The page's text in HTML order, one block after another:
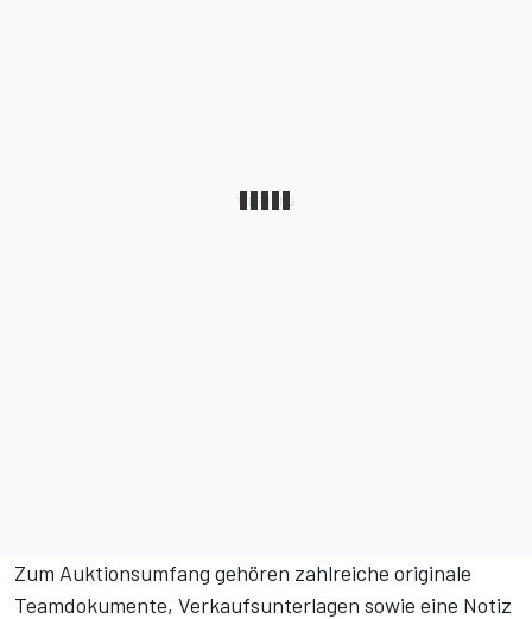
Zum Auktionsumfang gehören zahlreiche originale
Teamdokumente, Verkaufsunterlagen sowie eine Notiz